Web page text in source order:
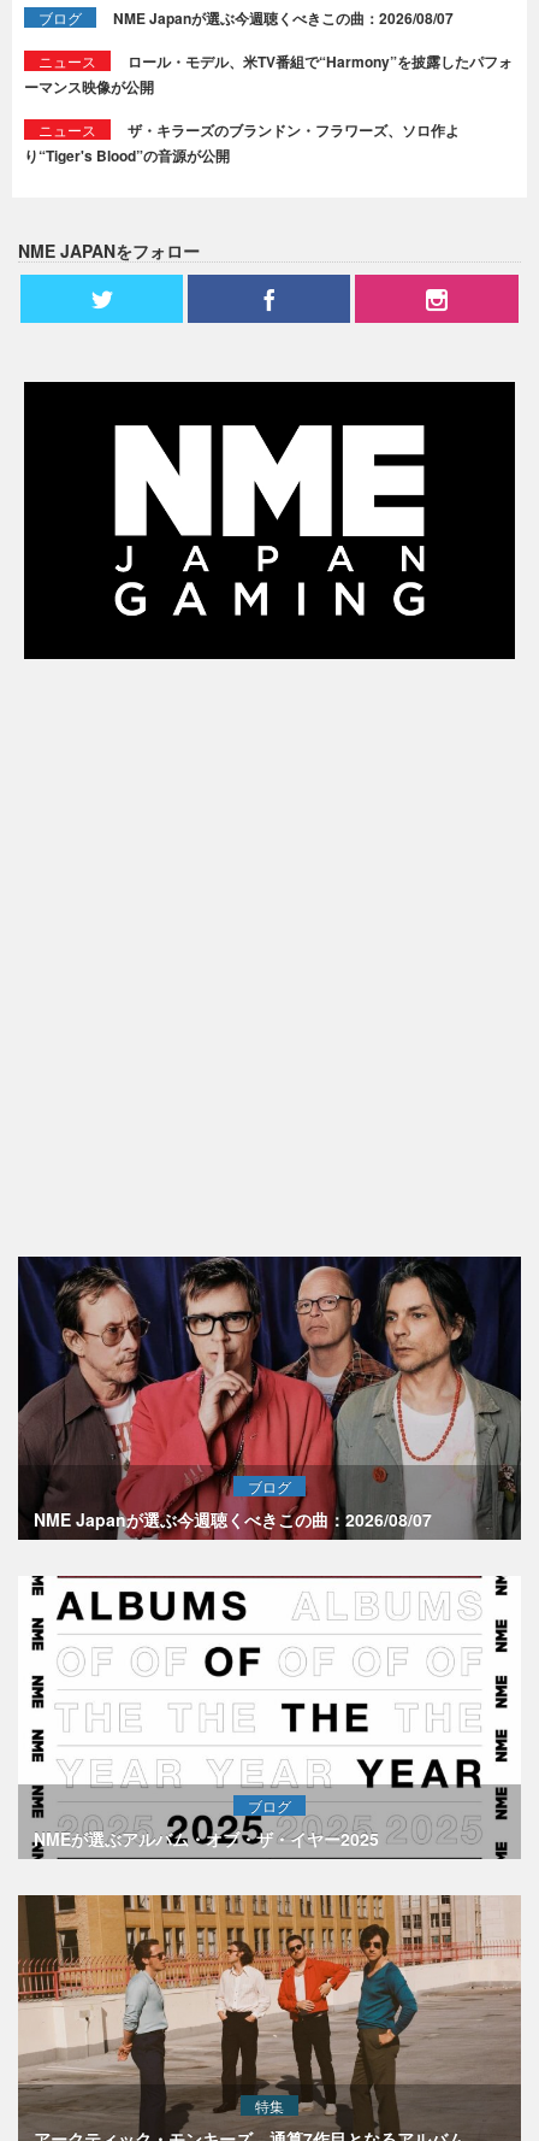
ブログ NME Japanが選ぶ今週聴くべきこの曲：2026/08/07
ニュース
ロール・モデル、米TV番組で“Harmony”を披露したパフォ
ーマンス映像が公開
ニュース
ザ・キラーズのブランドン・フラワーズ、ソロ作よ
り“Tiger's Blood”の音源が公開
NME JAPANをフォロー
ブログ
NME Japanが選ぶ今週聴くべきこの曲：2026/08/07
ブログ
NMEが選ぶアルバム・オブ・ザ・イヤー2025
特集